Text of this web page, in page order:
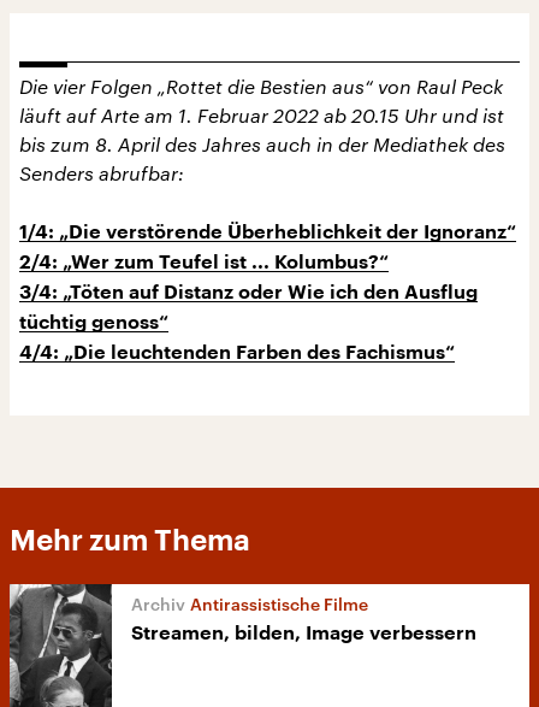
Die vier Folgen „Rottet die Bestien aus“ von Raul Peck
läuft auf Arte am 1. Februar 2022 ab 20.15 Uhr und ist
bis zum 8. April des Jahres auch in der Mediathek des
Senders abrufbar:
1/4: „Die verstörende Überheblichkeit der Ignoranz“
2/4: „Wer zum Teufel ist ... Kolumbus?“
3/4: „Töten auf Distanz oder Wie ich den Ausflug
tüchtig genoss“
4/4: „Die leuchtenden Farben des Fachismus“
Mehr zum Thema
Antirassistische Filme
Streamen, bilden, Image verbessern